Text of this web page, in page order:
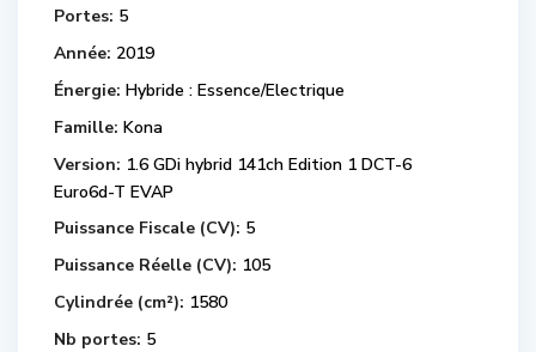
Portes: 5
Année: 2019
Énergie: Hybride : Essence/Electrique
Famille: Kona
Version: 1.6 GDi hybrid 141ch Edition 1 DCT-6
Euro6d-T EVAP
Puissance Fiscale (CV): 5
Puissance Réelle (CV): 105
Cylindrée (cm²): 1580
Nb portes: 5